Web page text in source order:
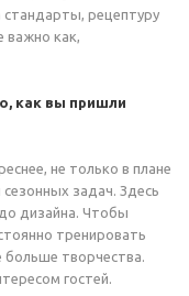
стандарты, рецептуру
важно как,
как вы пришли
не только в плане
задач. Здесь
дизайна. Чтобы
тренировать
больше творчества.
гостей.